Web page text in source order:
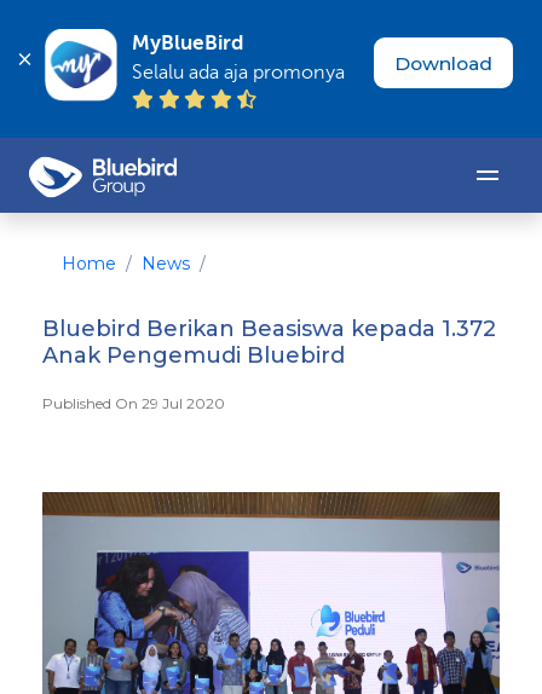
MyBlueBird
Selalu ada aja promonya Download
Home News
Bluebird Berikan Beasiswa kepada 1.372
Anak Pengemudi Bluebird
Published On 29 Jul 2020